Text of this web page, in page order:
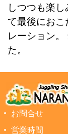
しつつも楽
て最後にお
レーション
た。
お問合せ
営業時間